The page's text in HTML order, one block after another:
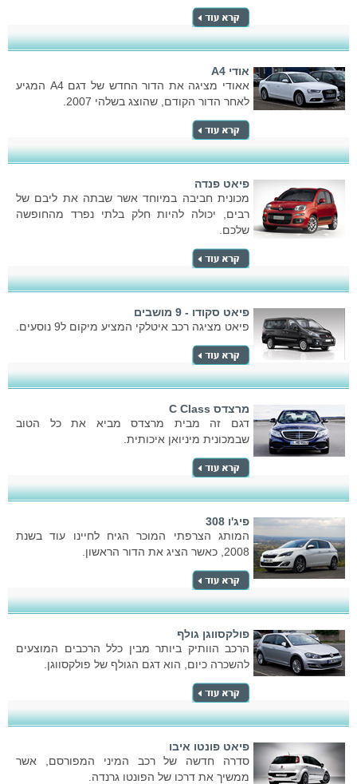
אודי A4
אאודי מציגה את הדור החדש של דגם A4 המגיע
לאחר הדור הקודם, שהוצג בשלהי 2007.
פיאט פנדה
מכונית חביבה במיוחד אשר שבתה את ליבם של
רבים, יכולה להיות חלק בלתי נפרד מהחופשה
שלכם.
פיאט סקודו - 9 מושבים
פיאט מציגה רכב איטלקי המציע מיקום ל9 נוסעים.
מרצדס C Class
דגם זה מבית מרצדס מביא את כל הטוב
שבמכונית מיניואן איכותית.
פיג'ו 308
המותג הצרפתי המוכר הגיח לחיינו עוד בשנת
2008, כאשר הציג את הדור הראשון.
פולקסווגן גולף
הרכב הוותיק ביותר מבין כלל הרכבים המוצעים
להשכרה כיום, הוא דגם הגולף של פולקסווגן.
פיאט פונטו איבו
סדרה חדשה של רכב המיני המפורסם, אשר
ממשיך את דרכו של הפונטו גרנדה.